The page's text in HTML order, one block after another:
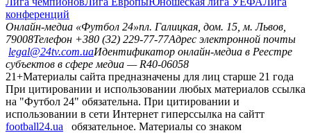
конференций
Онлайн-медиа «Футбол 24»пл. Галицкая, дом. 15, м. Львов,
79008Телефон +380 (32) 229-77-77Адрес электронной почты
legal@24tv.com.uaИдентификатор онлайн-медиа в Реестре
субъектов в сфере медиа — R40-06058
21+Материалы сайта предназначены для лиц старше 21 года
При цитировании и использовании любых материалов ссылка
на "Футбол 24" обязательна. При цитировании и
использовании в сети Интернет гиперссылка на сайтт
football24.ua
обязательное. Материалы со знаком